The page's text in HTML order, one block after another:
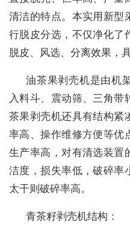
清洁的特点。本实用新型
行脱皮分选，不仅净化了
脱皮、风选、分离效果，
油茶果剥壳机是由机
入料斗、震动筛、三角带
茶果剥壳机还具有结构紧
率高、操作维修方便等优
生产率高，对有清选装置
洁度，损失率低，破碎率
太干则破碎率高。
青茶籽剥壳机结构：